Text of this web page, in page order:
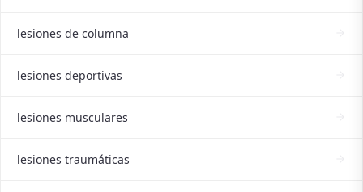
lesiones de columna
lesiones deportivas
lesiones musculares
lesiones traumáticas